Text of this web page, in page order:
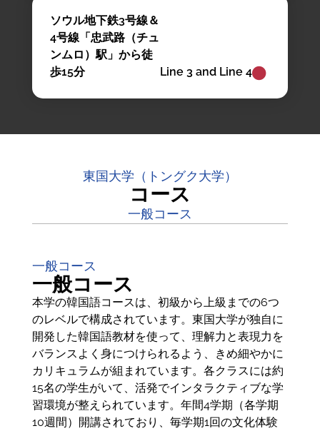
ソウル地下鉄3号線＆
4号線「忠武路（チュ
ンムロ）駅」から徒
歩15分
Line 3 and Line 4
東国大学（トングク大学）
コース
一般コース
一般コース
一般コース
本学の韓国語コースは、初級から上級までの6つ
のレベルで構成されています。東国大学が独自に
開発した韓国語教材を使って、理解力と表現力を
バランスよく身につけられるよう、きめ細やかに
カリキュラムが組まれています。各クラスには約
15名の学生がいて、活発でインタラクティブな学
習環境が整えられています。年間4学期（各学期
10週間）開講されており、毎学期1回の文化体験